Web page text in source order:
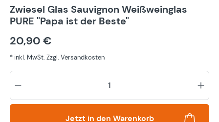
Zwiesel Glas Sauvignon Weißweinglas
PURE "Papa ist der Beste"
20,90 €
* inkl. MwSt. Zzgl. Versandkosten
Jetzt in den Warenkorb